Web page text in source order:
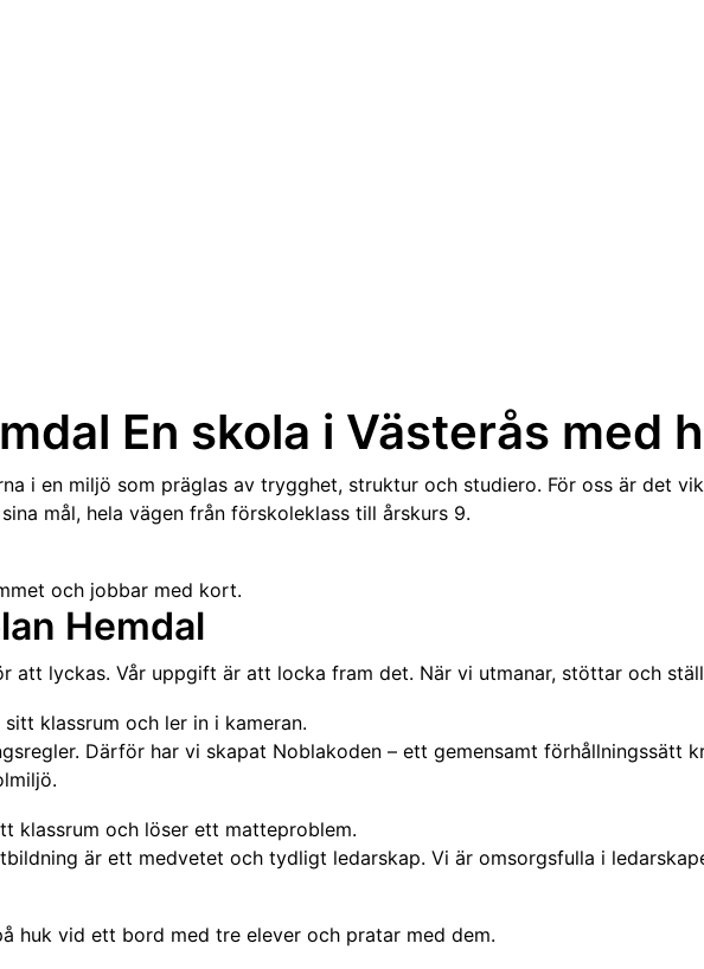
En skola i Västerås med
i en miljö som präglas av trygghet, struktur och studiero. För oss är det
mål, hela vägen från förskoleklass till årskurs 9.
Hemdal
att lyckas. Vår uppgift är att locka fram det. När vi utmanar, stöttar och
Därför har vi skapat Noblakoden – ett gemensamt förhållningssätt
är ett medvetet och tydligt ledarskap. Vi är omsorgsfulla i